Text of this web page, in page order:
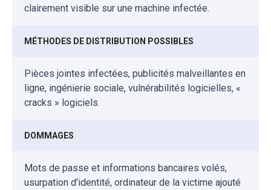
clairement visible sur une machine infectée.
MÉTHODES DE DISTRIBUTION POSSIBLES
Pièces jointes infectées, publicités malveillantes en
ligne, ingénierie sociale, vulnérabilités logicielles, «
cracks » logiciels.
DOMMAGES
Mots de passe et informations bancaires volés,
usurpation d'identité, ordinateur de la victime ajouté